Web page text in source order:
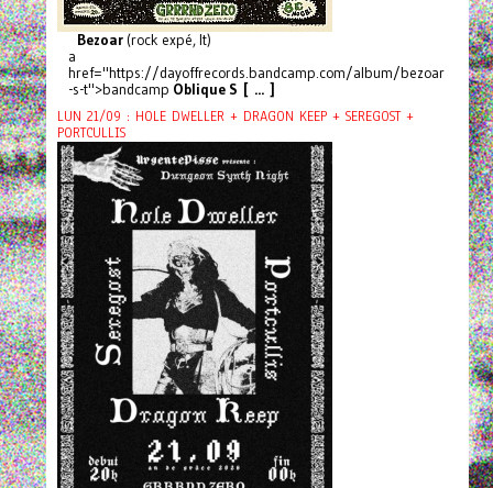
Bezoar(rock expé, It)
a
href="https://dayoffrecords.bandcamp.com/album/bezoar
-s-t">bandcamp Oblique S [ ... ]
LUN 21/09 : HOLE DWELLER + DRAGON KEEP + SEREGOST +
PORTCULLIS